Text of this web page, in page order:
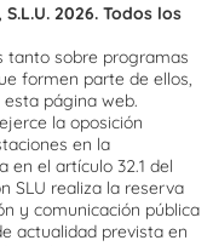
2026. Todos los
tanto sobre programas
formen parte de ellos,
página web.
la oposición
en la
en el artículo 32.1 del
SLU realiza la reserva
y comunicación pública
actualidad prevista en